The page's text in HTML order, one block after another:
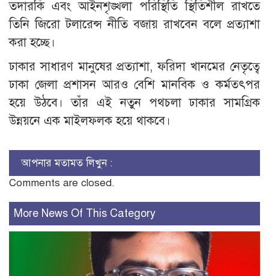
তদারকি এবং আইনশৃঙ্খলা পরিস্থিতি স্থিতিশীল রাখতে
তিনি জিরো টলারেন্স নীতি বজায় রাখবেন বলে প্রত্যাশা
করা হচ্ছে।
​ঢাকার সাধারণ মানুষের প্রত্যাশা, ফরিদা খানমের নেতৃত্বে
ঢাকা জেলা প্রশাসন আরও বেশি মানবিক ও কর্মতৎপর
হয়ে উঠবে। তাঁর এই নতুন পথচলা ঢাকার সামগ্রিক
উন্নয়নে এক মাইলফলক হয়ে থাকবে।
আপনার মতামত লিখুন :
Comments are closed.
More News Of This Category